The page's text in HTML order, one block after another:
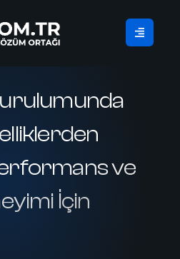
ve
İçin